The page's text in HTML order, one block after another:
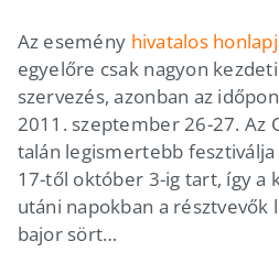
Az esemény hivatalos
egyelőre csak nagyon
szervezés, azonban az
2011. szeptember 26-27. Az
talán legismertebb
17-től október 3-ig tart, így a
utáni napokban a
bajor sört…